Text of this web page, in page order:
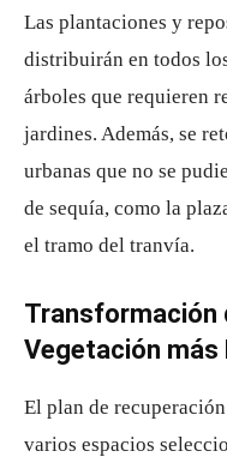
Las plantaciones y
distribuirán en todos
árboles que requieren
jardines. Además, se
urbanas que no se
de sequía, como la
el tramo del tranvía.
Transformación
Vegetación más
El plan de
varios espacios